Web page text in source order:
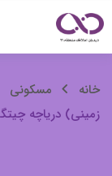
پرش
به
محتوا
برج
های
خانه مسکونی
زمینی) دریاچه